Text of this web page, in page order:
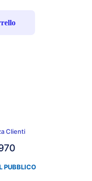
Clienti
PUBBLICO